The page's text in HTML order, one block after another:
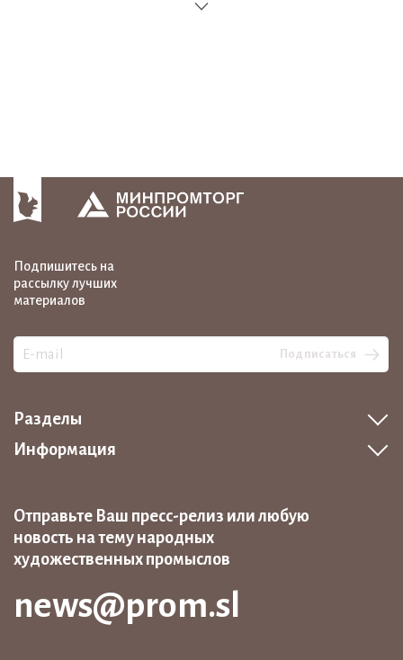
Подпишитесь на
рассылку лучших
материалов
Подписаться
Разделы
Информация
Отправьте Ваш пресс-релиз или любую
новость на тему народных
художественных промыслов
news@prom.sl